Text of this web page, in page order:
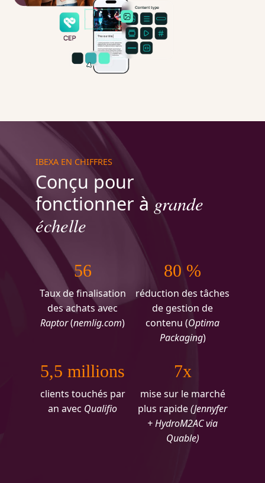
IBEXA EN CHIFFRES
Conçu pour
fonctionner à grande
échelle
56
Taux de finalisation
des achats avec
Raptor(nemlig.com)
80 %
réduction des tâches
de gestion de
contenu (Optima
Packaging)
5,5 millions
clients touchés par
an avec Qualifio
7x
mise sur le marché
plus rapide(Jennyfer
+ HydroM2AC via
Quable)